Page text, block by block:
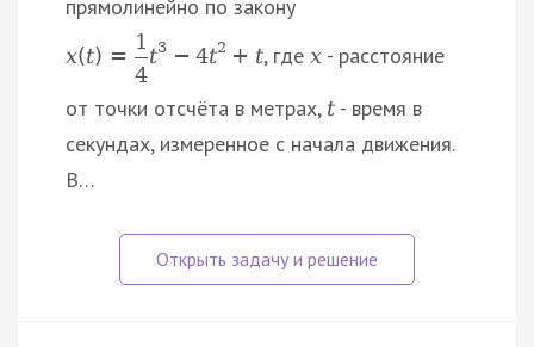
прямолинейно по закону
x(t) =
1
4
t3 − 4t2 + t, где x- расстояние
от точки отсчёта в метрах, t - время в
секундах, измеренное с начала движения.
В…